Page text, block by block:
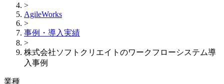
>
AgileWorks
>
事例・導入実績
>
株式会社ソフトクリエイトのワークフローシステム導
入事例
業種